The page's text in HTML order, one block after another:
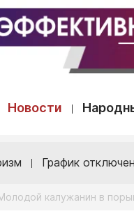
Новости
График
калужанин в